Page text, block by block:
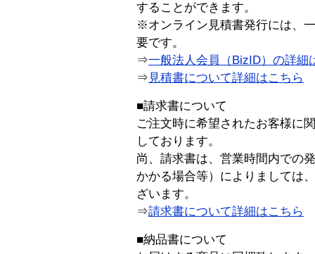
することができます。
※オンライン見積書発行には、
要です。
⇒一般法人会員（BizID）の詳細
⇒ 見積書について詳細はこちら
■請求書について
ご注文時に希望されたお客様に
しております。
尚、請求書は、営業時間内での
かかる場合等）によりましては
ざいます。
⇒請求書について詳細はこちら
■納品書について